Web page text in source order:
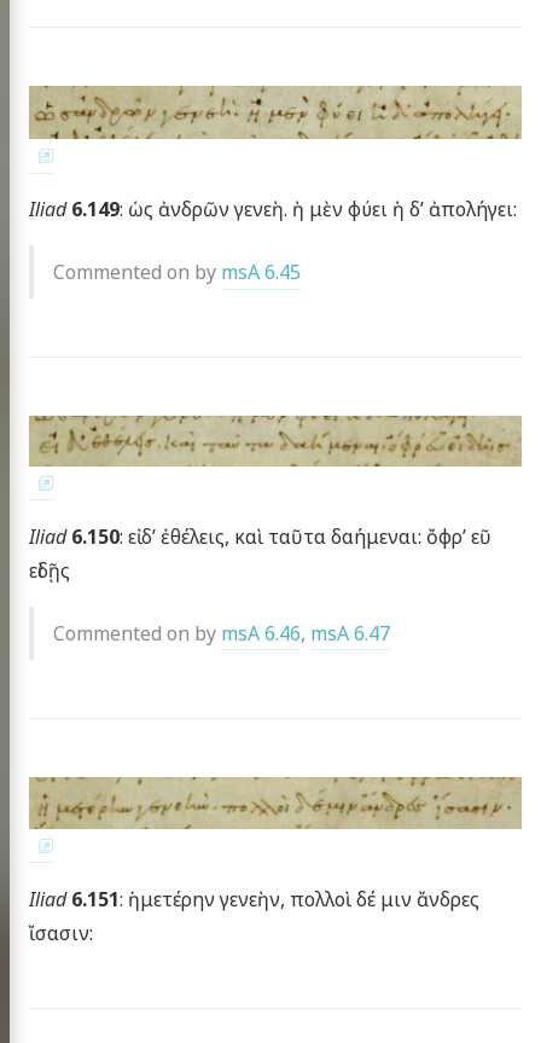
Iliad 6.149: ὡς ἀνδρῶν γενεὴ. ἠ μὲν φύει ἠ δ’ ἀπολήγει:
Commented on by msA 6.45
Iliad 6.150: εἰ δ’ ἐθέλεις, καὶ ταῦτα δαήμεναι: ὄφρ’ εῦ
εἰδῇς
Commented on by msA 6.46, msA 6.47
Iliad 6.151: ἡμετέρην γενεὴν, πολλοὶ δέ μιν ἄνδρες
ἴσασιν:
project